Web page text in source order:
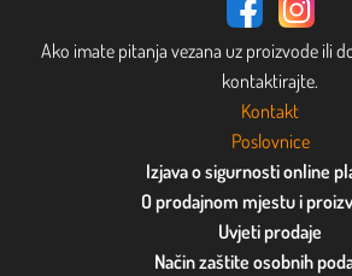
Ako imate pitanja vezana uz proizvode ili
kontaktirajte.
Kontakt
Poslovnice
Izjava o sigurnosti online
O prodajnom mjestu i
Uvjeti prodaje
Način zaštite osobnih